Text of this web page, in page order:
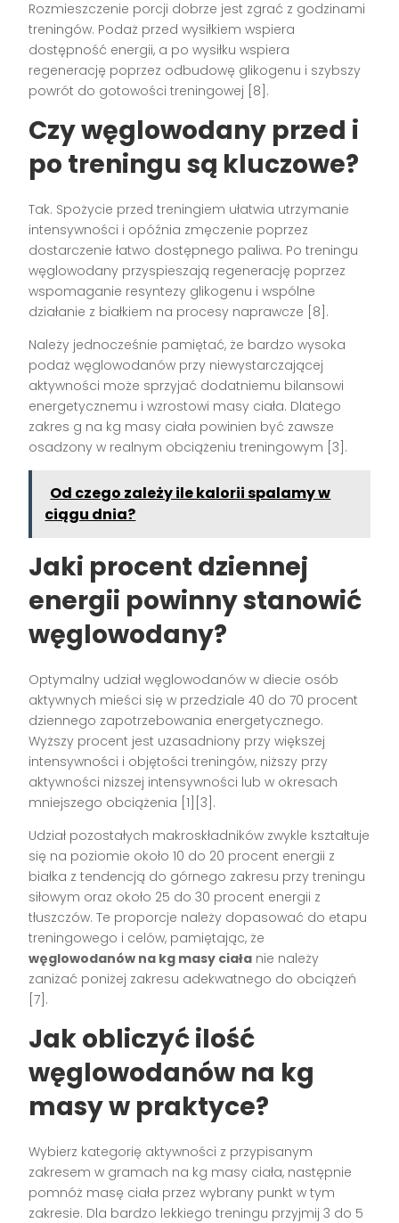
Rozmieszczenie porcji dobrze jest zgrać z godzinami
treningów. Podaż przed wysiłkiem wspiera
dostępność energii, a po wysiłku wspiera
regenerację poprzez odbudowę glikogenu i szybszy
powrót do gotowości treningowej [8].
Czy węglowodany przed i
po treningu są kluczowe?
Tak. Spożycie przed treningiem ułatwia utrzymanie
intensywności i opóźnia zmęczenie poprzez
dostarczenie łatwo dostępnego paliwa. Po treningu
węglowodany przyspieszają regenerację poprzez
wspomaganie resyntezy glikogenu i wspólne
działanie z białkiem na procesy naprawcze [8].
Należy jednocześnie pamiętać, że bardzo wysoka
podaż węglowodanów przy niewystarczającej
aktywności może sprzyjać dodatniemu bilansowi
energetycznemu i wzrostowi masy ciała. Dlatego
zakres g na kg masy ciała powinien być zawsze
osadzony w realnym obciążeniu treningowym [3].
Od czego zależy ile kalorii spalamy w
ciągu dnia?
Jaki procent dziennej
energii powinny stanowić
węglowodany?
Optymalny udział węglowodanów w diecie osób
aktywnych mieści się w przedziale 40 do 70 procent
dziennego zapotrzebowania energetycznego.
Wyższy procent jest uzasadniony przy większej
intensywności i objętości treningów, niższy przy
aktywności niższej intensywności lub w okresach
mniejszego obciążenia [1][3].
Udział pozostałych makroskładników zwykle kształtuje
się na poziomie około 10 do 20 procent energii z
białka z tendencją do górnego zakresu przy treningu
siłowym oraz około 25 do 30 procent energii z
tłuszczów. Te proporcje należy dopasować do etapu
treningowego i celów, pamiętając, że
węglowodanów na kg masy ciała nie należy
zaniżać poniżej zakresu adekwatnego do obciążeń
[7].
Jak obliczyć ilość
węglowodanów na kg
masy w praktyce?
Wybierz kategorię aktywności z przypisanym
zakresem w gramach na kg masy ciała, następnie
pomnóż masę ciała przez wybrany punkt w tym
zakresie. Dla bardzo lekkiego treningu przyjmij 3 do 5